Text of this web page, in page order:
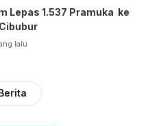
Lepas 1.537 Pramuka ke
lalu